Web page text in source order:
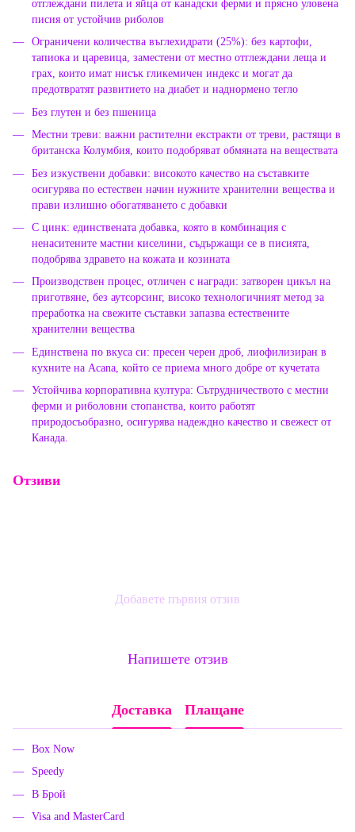
отглеждани пилета и яйца от канадски ферми и прясно уловена
писия от устойчив риболов
Ограничени количества въглехидрати (25%): без картофи,
тапиока и царевица, заместени от местно отглеждани леща и
грах, които имат нисък гликемичен индекс и могат да
предотвратят развитието на диабет и наднормено тегло
Без глутен и без пшеница
Местни треви: важни растителни екстракти от треви, растящи в
британска Колумбия, които подобряват обмяната на веществата
Без изкуствени добавки: високото качество на съставките
осигурява по естествен начин нужните хранителни вещества и
прави излишно обогатяването с добавки
С цинк: единствената добавка, която в комбинация с
ненаситените мастни киселини, съдържащи се в писията,
подобрява здравето на кожата и козината
Производствен процес, отличен с награди: затворен цикъл на
приготвяне, без аутсорсинг, високо технологичният метод за
преработка на свежите съставки запазва естествените
хранителни вещества
Единствена по вкуса си: пресен черен дроб, лиофилизиран в
кухните на Acana, който се приема много добре от кучетата
Устойчива корпоративна култура: Сътрудничеството с местни
ферми и риболовни стопанства, които работят
природосъобразно, осигурява надеждно качество и свежест от
Канада.
Отзиви
Добавете първия отзив
Напишете отзив
Доставка Плащане
Box Now
Speedy
В Брой
Visa and MasterCard